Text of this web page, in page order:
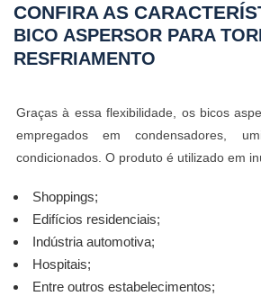
CONFIRA AS
BICO ASPERSOR PARA
RESFRIAMENTO
Graças à essa flexibilidade, os bicos
empregados em condensadores,
condicionados. O produto é utilizado em
Shoppings;
Edifícios residenciais;
Indústria automotiva;
Hospitais;
Entre outros estabelecimentos;